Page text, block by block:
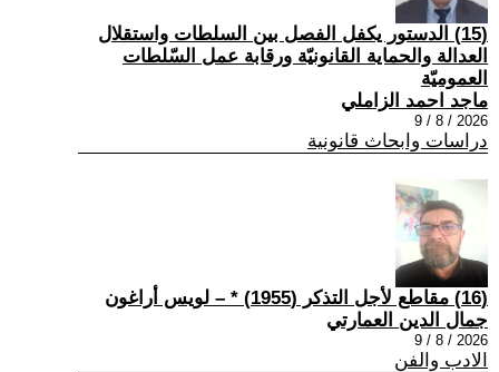
(15) الدستور يكفل الفصل بين السلطات واستقلال
العدالة والحماية القانونيّة ورقابة عمل السّلطات
العموميّة
ماجد احمد الزاملي
2026 / 8 / 9
دراسات وابحاث قانونية
(16) مقاطع لأجل التذكر (1955) * – لويس أراغون
جمال الدين العمارتي
2026 / 8 / 9
الادب والفن